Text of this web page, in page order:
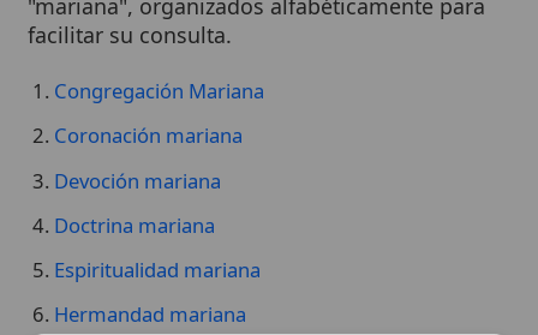
Congregación Mariana
Hermandad mariana
Intercesión mariana
Orden Mariana de la Inmaculada Concepción
🙏 Bienvenido a Wikitólica